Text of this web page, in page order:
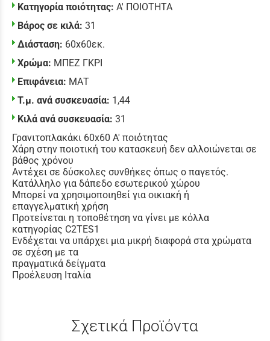
Κατηγορία ποιότητας: Α' ΠΟΙΟΤΗΤΑ
Βάρος σε κιλά: 31
Διάσταση: 60x60εκ.
Χρώμα: ΜΠΕΖ ΓΚΡΙ
Επιφάνεια: ΜΑΤ
Τ.μ. ανά συσκευασία: 1,44
Κιλά ανά συσκευασία: 31
Γρανιτοπλακάκι 60x60 Α' ποιότητας
Χάρη στην ποιοτική του κατασκευή δεν αλλοιώνεται σε
βάθος χρόνου
Αντέχει σε δύσκολες συνθήκες όπως ο παγετός.
Κατάλληλο για δάπεδο εσωτερικού χώρου
Μπορεί να χρησιμοποιηθεί για οικιακή ή
επαγγελματική χρήση
Προτείνεται η τοποθέτηση να γίνει με κόλλα
κατηγορίας C2TES1
Ενδέχεται να υπάρχει μια μικρή διαφορά στα χρώματα
σε σχέση με τα
πραγματικά δείγματα
Προέλευση Ιταλία
Σχετικά Προϊόντα